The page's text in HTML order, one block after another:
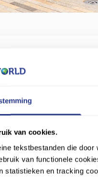
van cookies.
tekstbestanden die
van functionele
statistieken en tracking
van onze medewerkers
neem dan contact
vraag ons naar de